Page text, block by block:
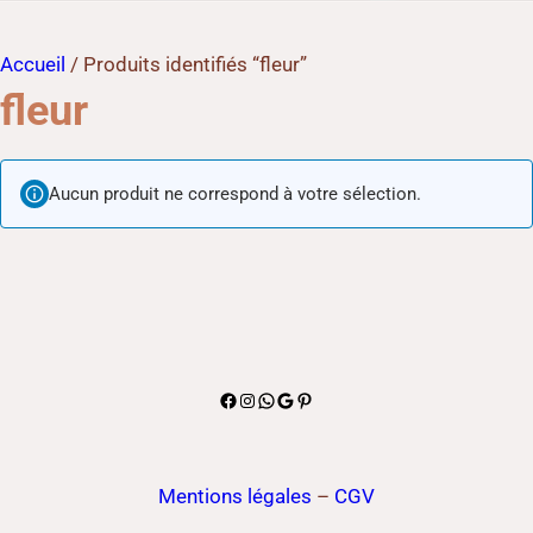
Accueil / Produits identifiés “fleur”
fleur
Aucun produit ne correspond à votre sélection.
Facebook
Instagram
WhatsApp
Google
Pinterest
Mentions légales – CGV